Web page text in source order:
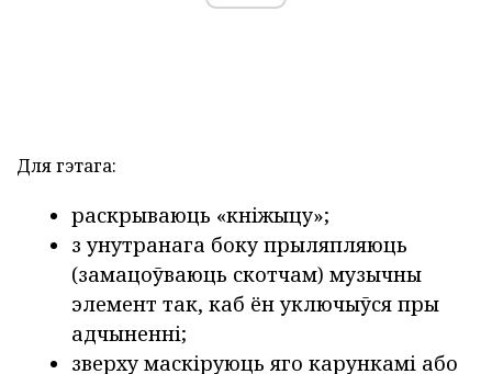
Для гэтага:
раскрываюць «кніжыцу»;
з унутранага боку прыляпляюць
(замацоўваюць скотчам) музычны
элемент так, каб ён уключыўся пры
адчыненні;
зверху маскіруюць яго карункамі або